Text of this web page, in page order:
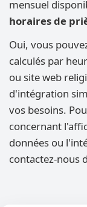
mensuel
horaires de
Oui, vous
calculés par
ou site web
d'intégration
vos besoins.
concernant
données ou
contactez-nous